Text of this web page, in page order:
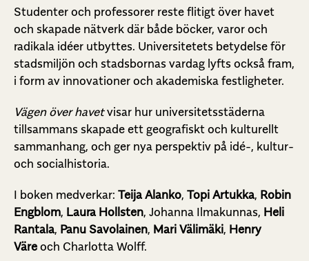
Studenter och professorer reste flitigt över havet
och skapade nätverk där både böcker, varor och
radikala idéer utbyttes. Universitetets betydelse för
stadsmiljön och stadsbornas vardag lyfts också fram,
i form av innovationer och akademiska festligheter.
Vägen över havetvisar hur universitetsstäderna
tillsammans skapade ett geografiskt och kulturellt
sammanhang, och ger nya perspektiv på idé-, kultur-
och socialhistoria.
I boken medverkar: Teija Alanko, Topi Artukka, Robin
Engblom, Laura Hollsten, Johanna Ilmakunnas, Heli
Rantala, Panu Savolainen, Mari Välimäki, Henry
Väre och Charlotta Wolff.